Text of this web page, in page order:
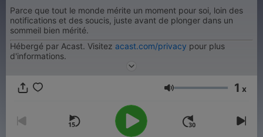
Parce que tout le monde mérite un moment pour soi, loin des
notifications et des soucis, juste avant de plonger dans un
sommeil bien mérité.
Hébergé par Acast. Visitez acast.com/privacy pour plus
d'informations.
Volume 1 x